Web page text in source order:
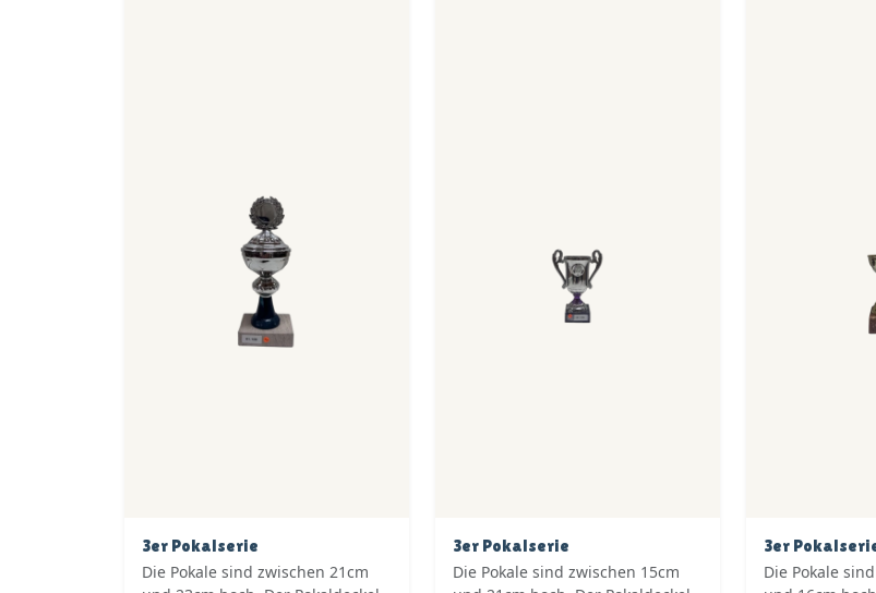
3er Pokalserie
Die Pokale sind zwischen 21cm
3er Pokalserie
Die Pokale sind zwischen 15cm
3er
Die Pokale